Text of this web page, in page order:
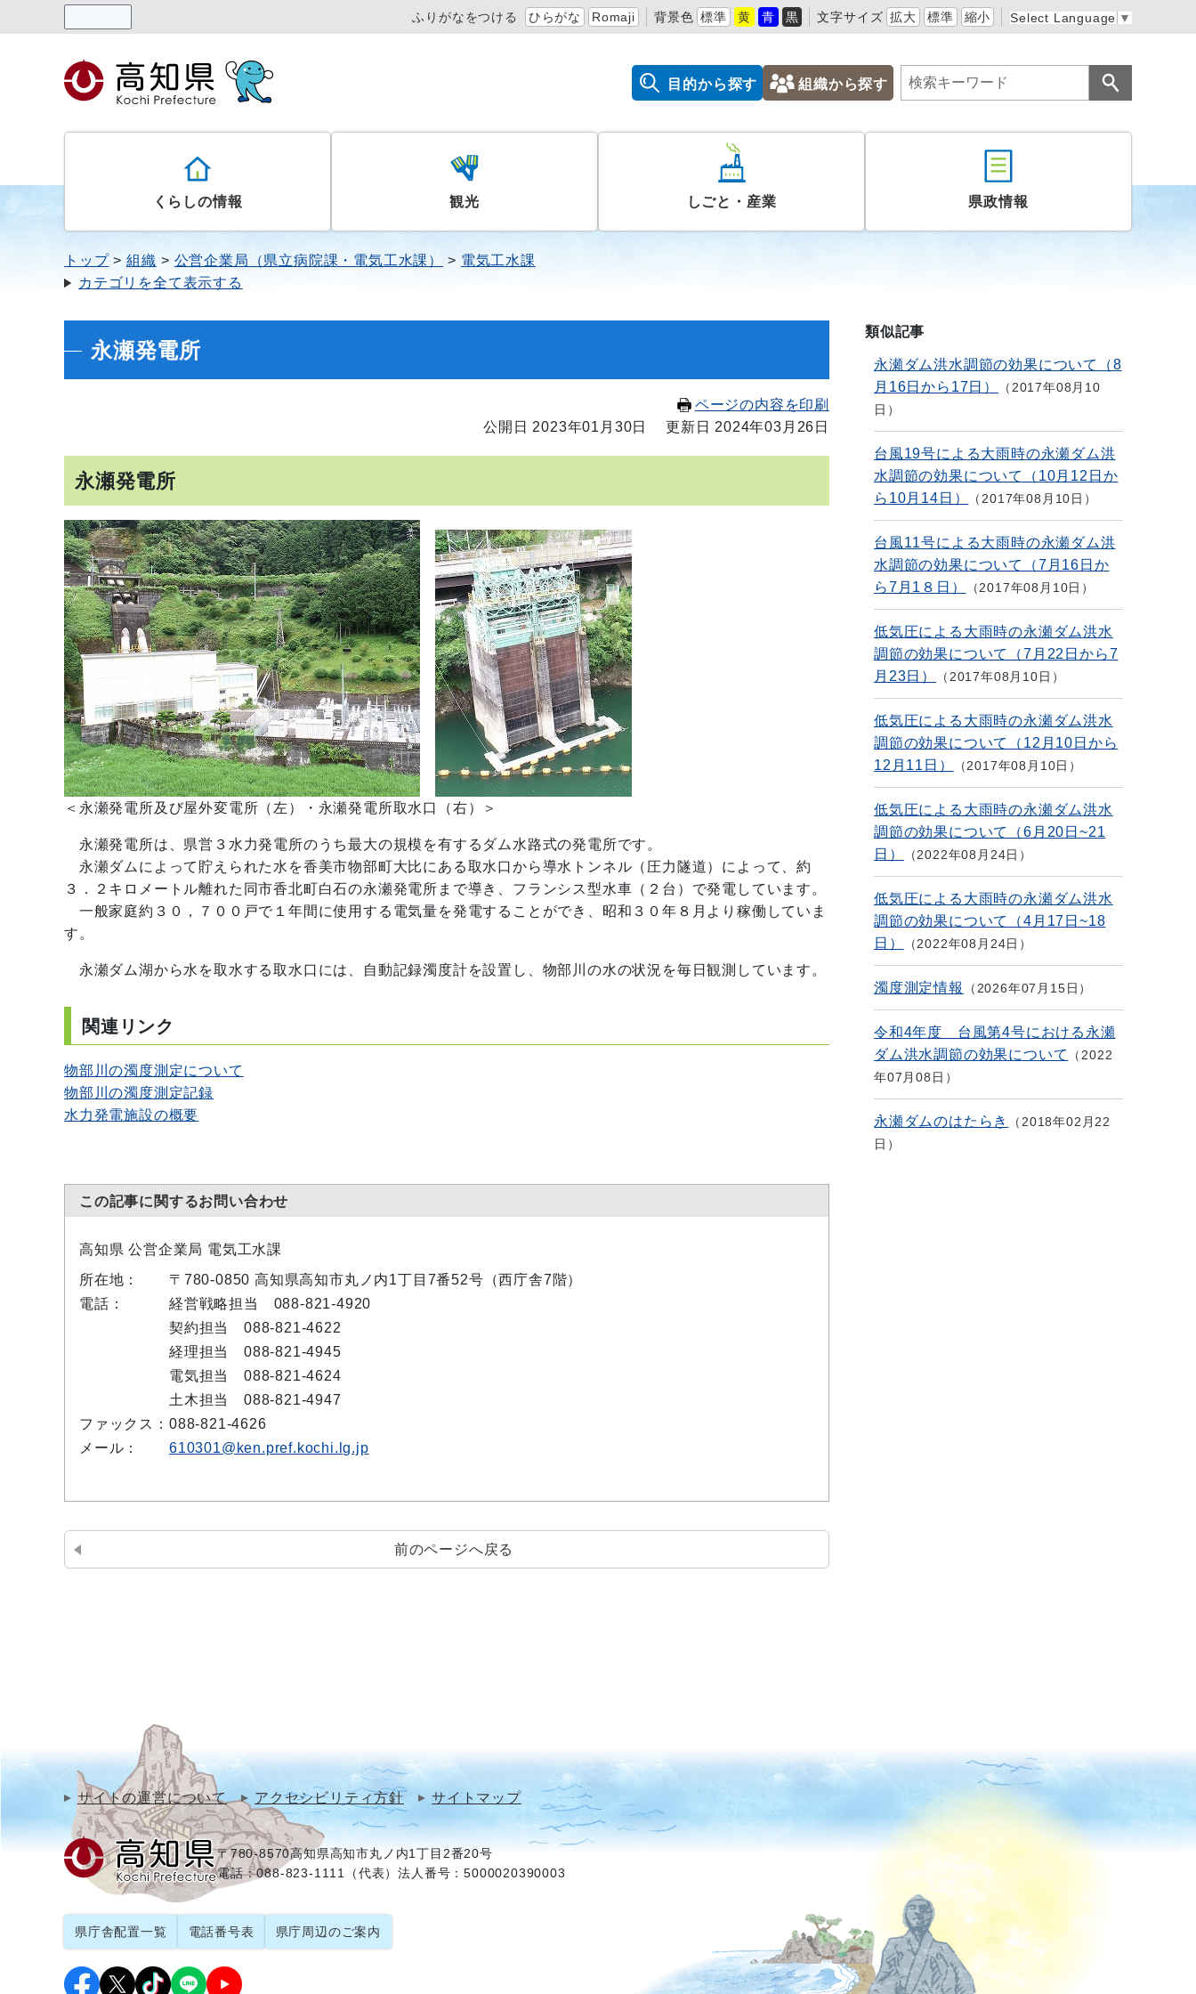
ふりがなをつける ひらがな Romaji 背景色 標準 黄 青 黒 文字サイズ 拡大 標準 縮小 Select Language ▼
目的から探す 組織から探す
くらしの情報 観光 しごと・産業 県政情報
トップ 組織 公営企業局（県立病院課・電気工水課）
電気工水課
カテゴリを全て表示する
永瀬発電所
ページの内容を印刷
公開日 2023年01月30日
更新日 2024年03月26日
永瀬発電所
＜永瀬発電所及び屋外変電所（左）・永瀬発電所取水口（右）＞
永瀬発電所は、県営３水力発電所のうち最大の規模を有するダム水路式の発電所です。
永瀬ダムによって貯えられた水を香美市物部町大比にある取水口から導水トンネル（圧力隧道）によって、約
３．２キロメートル離れた同市香北町白石の永瀬発電所まで導き、フランシス型水車（２台）で発電しています。
一般家庭約３０，７００戸で１年間に使用する電気量を発電することができ、昭和３０年８月より稼働していま
す。
永瀬ダム湖から水を取水する取水口には、自動記録濁度計を設置し、物部川の水の状況を毎日観測しています。
関連リンク
物部川の濁度測定について
物部川の濁度測定記録
水力発電施設の概要
この記事に関するお問い合わせ
高知県 公営企業局 電気工水課
所在地：
〒780-0850 高知県高知市丸ノ内1丁目7番52号（西庁舎7階）
電話：
経営戦略担当 088-821-4920
契約担当 088-821-4622
経理担当 088-821-4945
電気担当 088-821-4624
土木担当 088-821-4947
ファックス： 088-821-4626
メール：
610301@ken.pref.kochi.lg.jp
前のページへ戻る
類似記事
永瀬ダム洪水調節の効果について（8
月16日から17日）
2017年08月10
日
台風19号による大雨時の永瀬ダム洪
水調節の効果について（10月12日か
ら10月14日）
2017年08月10日
台風11号による大雨時の永瀬ダム洪
水調節の効果について（7月16日か
ら7月1８日）
2017年08月10日
低気圧による大雨時の永瀬ダム洪水
調節の効果について（7月22日から7
月23日）
2017年08月10日
低気圧による大雨時の永瀬ダム洪水
調節の効果について（12月10日から
12月11日）
2017年08月10日
低気圧による大雨時の永瀬ダム洪水
調節の効果について（6月20日~21
日）
2022年08月24日
低気圧による大雨時の永瀬ダム洪水
調節の効果について（4月17日~18
日）
2022年08月24日
濁度測定情報 2026年07月15日
令和4年度 台風第4号における永瀬
ダム洪水調節の効果について
2022
年07月08日
永瀬ダムのはたらき
2018年02月22
日
サイトの運営について アクセシビリティ方針 サイトマップ
〒780-8570高知県高知市丸ノ内1丁目2番20号
電話：088-823-1111（代表）法人番号：5000020390003
県庁舎配置一覧 電話番号表 県庁周辺のご案内